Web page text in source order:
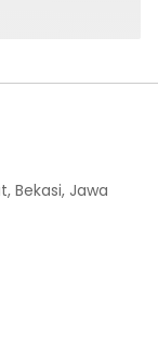
Bekasi, Jawa